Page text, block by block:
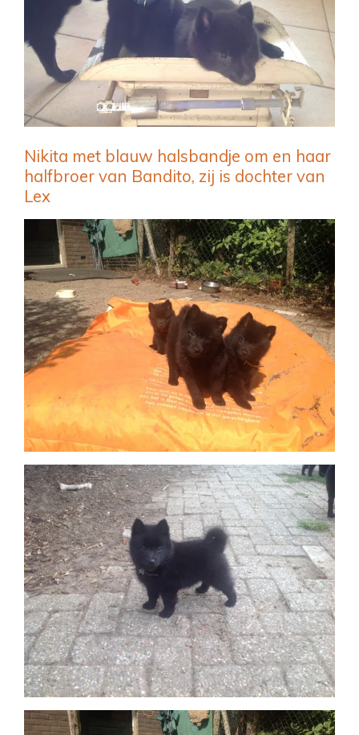
Nikita met blauw halsbandje om en haar
halfbroer van Bandito, zij is dochter van
Lex